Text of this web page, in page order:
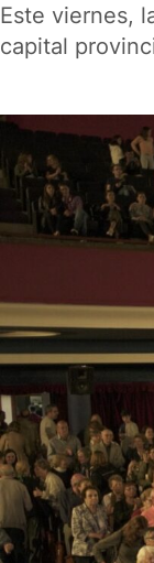
Este viernes,
capital